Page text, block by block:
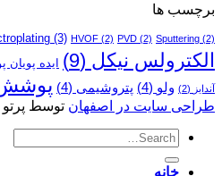
برچسب ها
(3) HVOF (2) PVD (2) Sputtering (2)
الکترولس نیکل (9) ایده
آندایز (2) ولو (4) پتروشیمی (4)
طراحی سایت در اصفهان توسط
خانه